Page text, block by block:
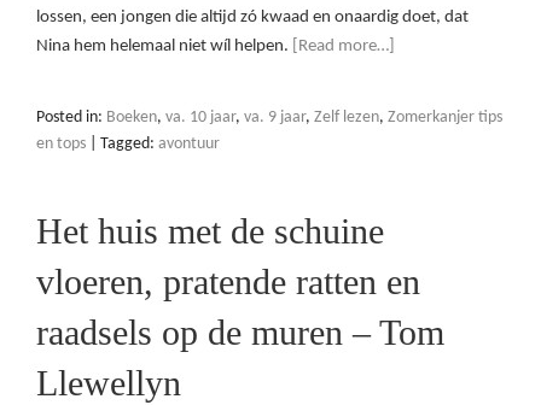
lossen, een jongen die altijd zó kwaad en onaardig doet, dat
Nina hem helemaal niet wíl helpen.
[Read more…]
Posted in: Boeken, va. 10 jaar, va. 9 jaar, Zelf lezen, Zomerkanjer tips
en tops
Tagged: avontuur
Het huis met de schuine
vloeren, pratende ratten en
raadsels op de muren – Tom
Llewellyn